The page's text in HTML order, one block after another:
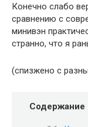
Конечно слабо
сравнению с
минивэн
странно, что я
(спизжено с
Содержание